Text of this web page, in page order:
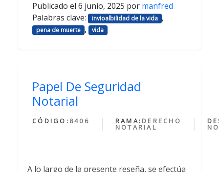
Publicado el 6 junio, 2025 por manfred
Palabras clave:
invioalbilidad de la vida ,
pena de muerte , vida
Papel De Seguridad
Notarial
CÓDIGO: 8406 RAMA: DERECHO
NOTARIAL
A lo largo de la presente reseña, se efectúa